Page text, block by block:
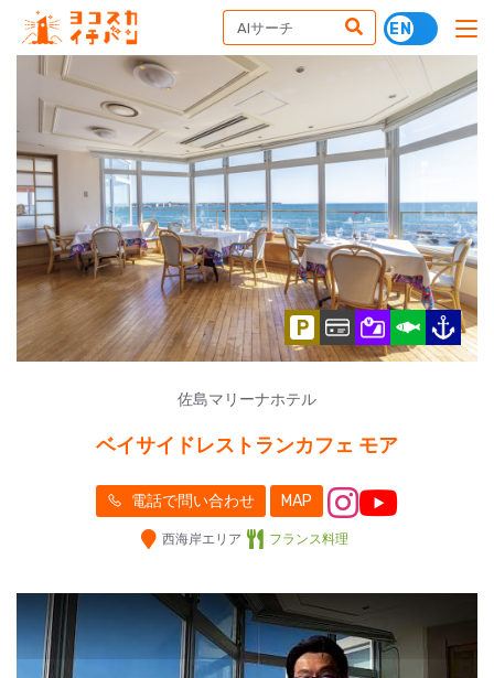
佐島マリーナホテル
ベイサイドレストランカフェ モア
電話で問い合わせ MAP
西海岸エリア フランス料理